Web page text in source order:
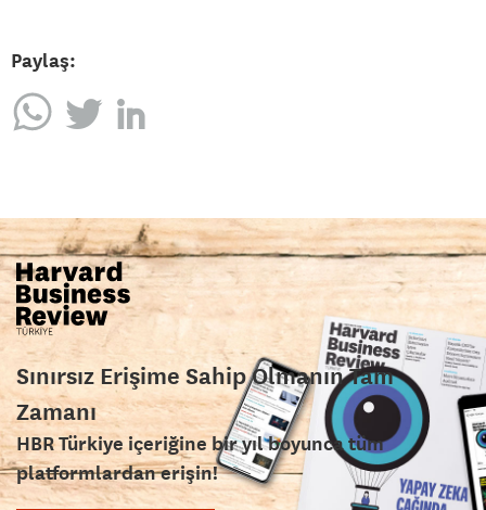
Paylaş:
Sınırsız Erişime Sahip Olmanın Tam
Zamanı
HBR Türkiye içeriğine bir yıl boyunca tüm
platformlardan erişin!